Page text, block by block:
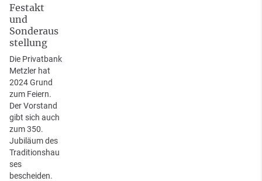
Festakt
und
Sonderaus
stellung
Die Privatbank
Metzler hat
2024 Grund
zum Feiern.
Der Vorstand
gibt sich auch
zum 350.
Jubiläum des
Traditionshau
ses
bescheiden.